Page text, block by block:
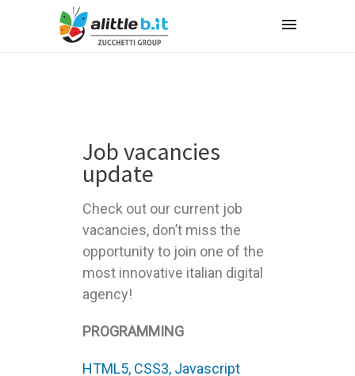
Job vacancies
update
Check out our current job
vacancies, don’t miss the
opportunity to join one of the
most innovative italian digital
agency!
PROGRAMMING
HTML5, CSS3, Javascript